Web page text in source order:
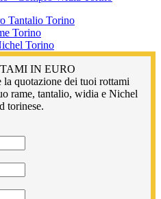
IN EURO
quotazione dei tuoi rottami
rame, tantalio, widia e Nichel
torinese.